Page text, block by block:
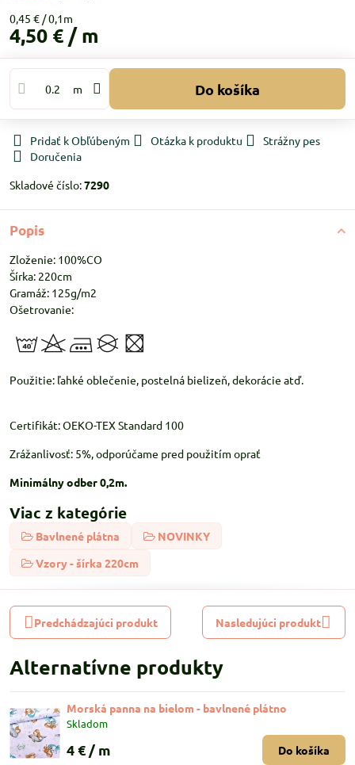
0,45 €
4,50 € / m
m Do košíka
Pridať k Obľúbeným Otázka k produktu
Strážny pes
Doručenia
Skladové číslo:7290
Popis
Zloženie: 100%CO
Šírka: 220cm
Gramáž: 125g/m2
Ošetrovanie:
Použitie: ľahké oblečenie, postelná bielizeň, dekorácie atď.
Certifikát: OEKO-TEX Standard 100
Zrážanlivosť: 5%, odporúčame pred použitím oprať
Minimálny odber 0,2m.
Viac z kategórie
Bavlnené plátna
NOVINKY
Vzory - šírka 220cm
Predchádzajúci produkt Nasledujúci produkt
Alternatívne produkty
Morská panna na bielom - bavlnené plátno
Skladom
4 € / m Do košíka